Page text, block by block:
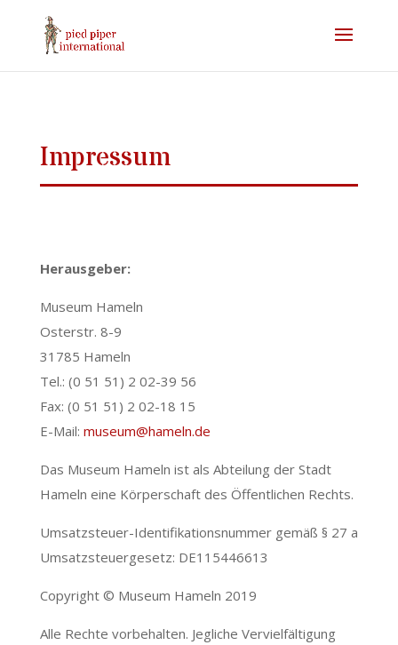
Impressum
Herausgeber:
Museum Hameln
Osterstr. 8-9
31785 Hameln
Tel.: (0 51 51) 2 02-39 56
Fax: (0 51 51) 2 02-18 15
E-Mail: museum@hameln.de
Das Museum Hameln ist als Abteilung der Stadt
Hameln eine Körperschaft des Öffentlichen Rechts.
Umsatzsteuer-Identifikationsnummer gemäß § 27 a
Umsatzsteuergesetz: DE115446613
Copyright © Museum Hameln 2019
Alle Rechte vorbehalten. Jegliche Vervielfältigung